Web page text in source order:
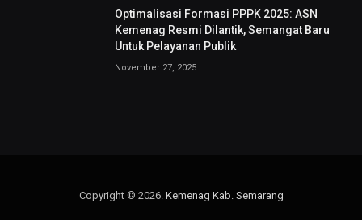
Optimalisasi Formasi PPPK 2025: ASN
Kemenag Resmi Dilantik, Semangat Baru
Untuk Pelayanan Publik
November 27, 2025
Copyright © 2026. Kemenag Kab. Semarang